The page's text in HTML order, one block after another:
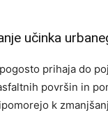
učinka
prihaja do
površin in
k